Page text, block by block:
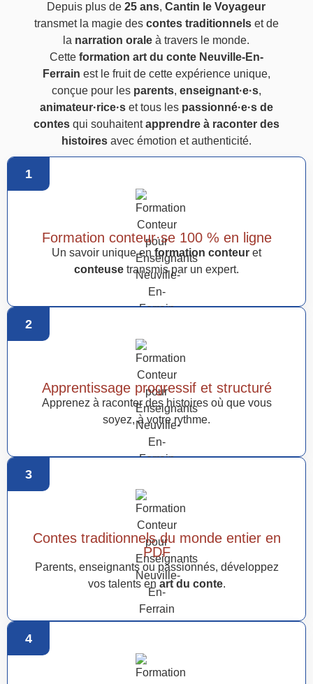
Depuis plus de25 ans,Cantin le Voyageur
transmet la magie des contes traditionnelset de
la narration orale à travers le monde.
Cette formation art du conte Neuville-En-
Ferrain est le fruit de cette expérience unique,
conçue pour les parents, enseignant·e·s,
animateur·rice·set tous les passionné·e·s de
contesqui souhaitentapprendre à raconter des
histoiresavec émotion et authenticité.
1
Formation conteur·se 100 % en ligne
Un savoir unique en formation conteur et
conteuse transmis par un expert.
2
Apprentissage progressif et structuré
Apprenez à raconter des histoires où que vous
soyez, à votre rythme.
3
Contes traditionnels du monde entier en
PDF
Parents, enseignants ou passionnés, développez
vos talents en art du conte.
4